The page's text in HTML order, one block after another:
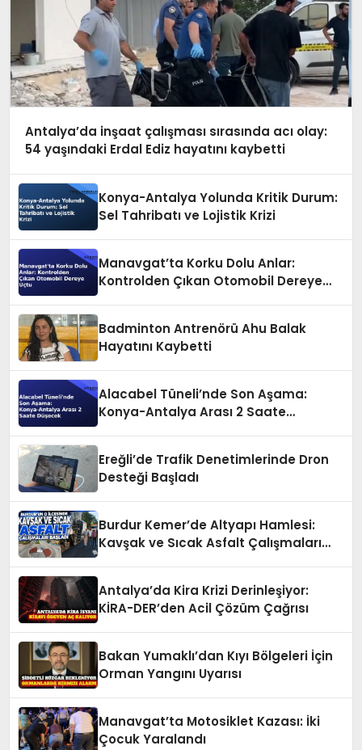
Antalya’da inşaat çalışması sırasında acı olay:
54 yaşındaki Erdal Ediz hayatını kaybetti
Konya-Antalya Yolunda Kritik Durum:
Sel Tahribatı ve Lojistik Krizi
Manavgat’ta Korku Dolu Anlar:
Kontrolden Çıkan Otomobil Dereye
Badminton Antrenörü Ahu Balak
Hayatını Kaybetti
Alacabel Tüneli’nde Son Aşama:
Konya-Antalya Arası 2 Saate
Ereğli’de Trafik Denetimlerinde Dron
Desteği Başladı
Burdur Kemer’de Altyapı Hamlesi:
Kavşak ve Sıcak Asfalt Çalışmaları
Antalya’da Kira Krizi Derinleşiyor:
KİRA-DER’den Acil Çözüm Çağrısı
Bakan Yumaklı’dan Kıyı Bölgeleri İçin
Orman Yangını Uyarısı
Manavgat’ta Motosiklet Kazası: İki
Çocuk Yaralandı